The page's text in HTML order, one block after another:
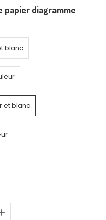
papier diagramme
blanc
et blanc